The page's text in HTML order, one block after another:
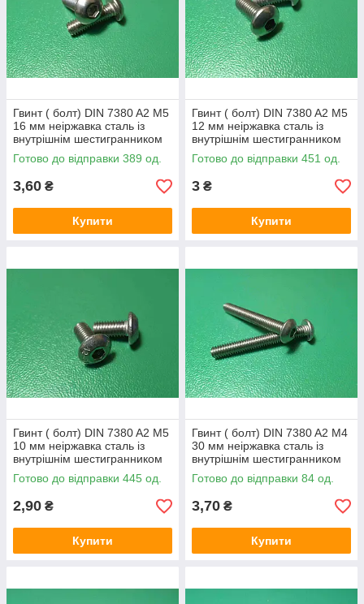
Гвинт ( болт) DIN 7380 A2 M5
16 мм неіржавка сталь із
внутрішнім шестигранником
Готово до відправки 389 од.
3,60 ₴
Купити
Гвинт ( болт) DIN 7380 A2 M5
12 мм неіржавка сталь із
внутрішнім шестигранником
Готово до відправки 451 од.
3 ₴
Купити
Гвинт ( болт) DIN 7380 A2 M5
10 мм неіржавка сталь із
внутрішнім шестигранником
Готово до відправки 445 од.
2,90 ₴
Купити
Гвинт ( болт) DIN 7380 A2 M4
30 мм неіржавка сталь із
внутрішнім шестигранником
Готово до відправки 84 од.
3,70 ₴
Купити